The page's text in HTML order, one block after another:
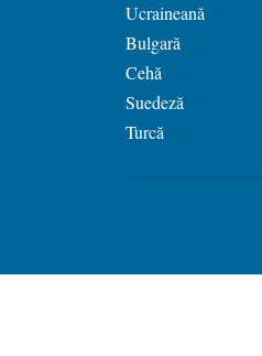
Ucraineană
Bulgară
Cehă
Suedeză
Turcă